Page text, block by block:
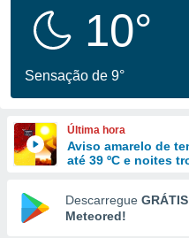
fornecidas
a este
das
e
forma
digital
10°
Sensação de 9°
Última hora
Aviso amarelo de
até 39 ºC e noites
Descarregue GRÁTIS
Meteored!